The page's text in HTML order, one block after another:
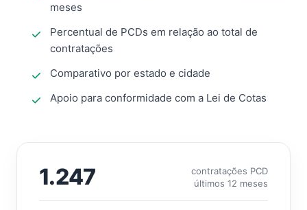
meses
Percentual de PCDs em relação ao total de
contratações
Comparativo por estado e cidade
Apoio para conformidade com a Lei de Cotas
1.247
contratações PCD
últimos 12 meses